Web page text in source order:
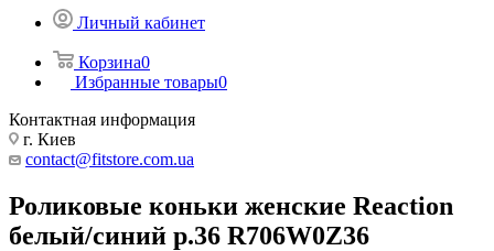
Личный кабинет
Корзина0
Избранные товары0
Контактная информация
г. Киев
contact@fitstore.com.ua
Роликовые коньки женские Reaction
белый/синий р.36 R706W0Z36